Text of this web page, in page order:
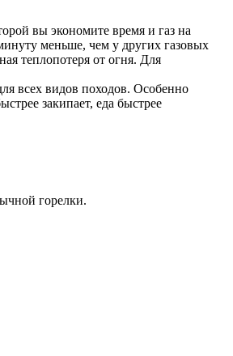
вы экономите время и газ на
меньше, чем у других газовых
теплопотеря от огня. Для
всех видов походов. Особенно
закипает, еда быстрее
горелки.